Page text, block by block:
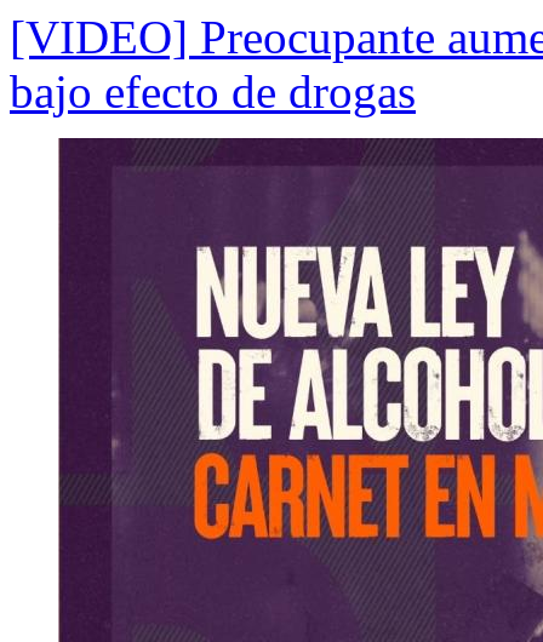
[VIDEO] Preocupante
bajo efecto de drogas